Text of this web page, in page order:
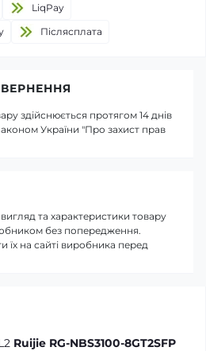
LiqPay
Пiслясплата
Ruijie RG-NBS3100-8GT2SFP
здійснюється протягом 14 днів
України "Про захист прав
та характеристики товару
без попередження.
їх на сайті виробника перед